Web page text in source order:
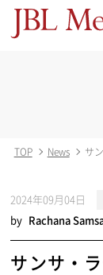
TOP News サ
2024年09月04日
by Rachana
サンサ・